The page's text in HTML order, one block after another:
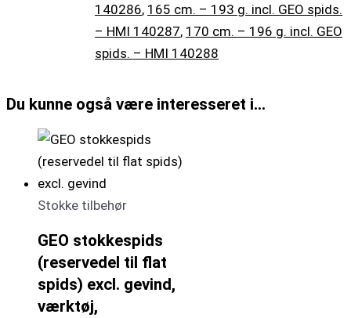
140286, 165 cm. – 193 g. incl. GEO spids.
– HMI 140287, 170 cm. – 196 g. incl. GEO
spids. – HMI 140288
Du kunne også være interesseret i…
Stokke tilbehør
GEO stokkespids
(reservedel til flat
spids) excl. gevind,
værktøj,